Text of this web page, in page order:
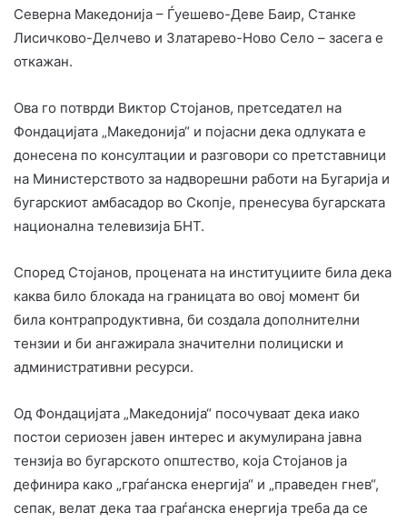
Северна Македонија – Ѓуешево-Деве Баир, Станке
Лисичково-Делчево и Златарево-Ново Село – засега е
откажан.
Ова го потврди Виктор Стојанов, претседател на
Фондацијата „Македонија“ и појасни дека одлуката е
донесена по консултации и разговори со претставници
на Министерството за надворешни работи на Бугарија и
бугарскиот амбасадор во Скопје, пренесува бугарската
национална телевизија БНТ.
Според Стојанов, процената на институциите била дека
каква било блокада на границата во овој момент би
била контрапродуктивна, би создала дополнителни
тензии и би ангажирала значителни полициски и
административни ресурси.
Од Фондацијата „Македонија“ посочуваат дека иако
постои сериозен јавен интерес и акумулирана јавна
тензија во бугарското општество, која Стојанов ја
дефинира како „граѓанска енергија“ и „праведен гнев“,
сепак, велат дека таа граѓанска енергија треба да се